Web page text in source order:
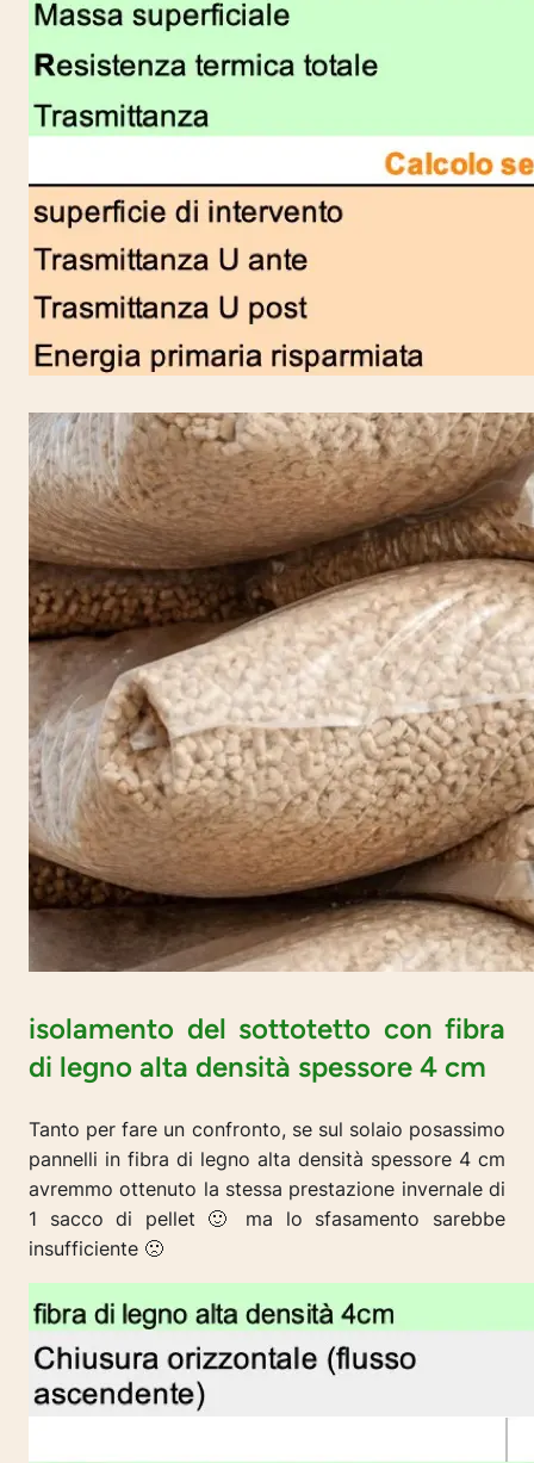
isolamento del sottotetto con fibra
di legno alta densità spessore 4 cm
Tanto per fare un confronto, se sul solaio posassimo
pannelli in fibra di legno alta densità spessore 4 cm
avremmo ottenuto la stessa prestazione invernale di
1 sacco di pellet 🙂 ma lo sfasamento sarebbe
insufficiente 🙁